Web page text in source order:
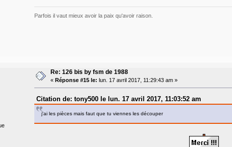
Parfois il vaut mieux avoir la paix qu'avoir raison.
Re: 126 bis by fsm de 1988
« Réponse #15 le: lun. 17 avril 2017, 11:29:43 am »
Citation de: tony500 le lun. 17 avril 2017, 11:03:52 am
j'ai les pièces mais faut que tu viennes les découper